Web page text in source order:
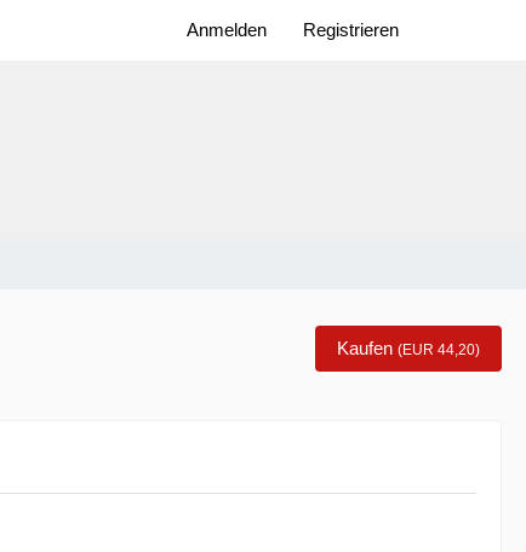
Anmelden Registrieren
Kaufen (EUR 44,20)